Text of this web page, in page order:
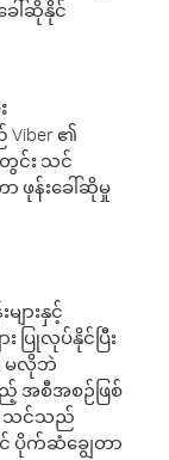
ေါ်ဆိုနိုင်
Viber ၏
င်း သင်
ဖုန်းခေါ်ဆိုမှု
ားနှင့်
ပြုလုပ်နိုင်ပြီး
မလိုဘဲ
အစီအစဉ်ဖြစ်
သင်သည်
င် ပိုက်ဆံချွေတာ